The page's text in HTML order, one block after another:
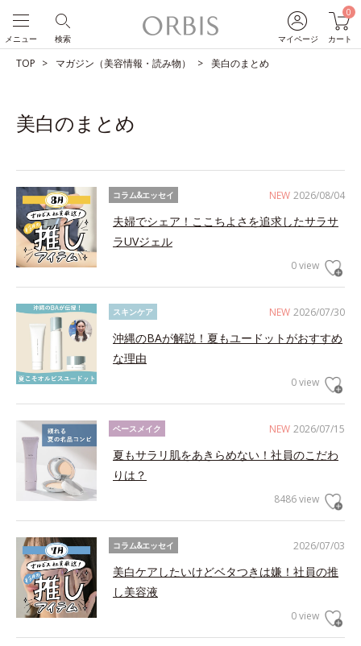
マイページ
0
カート
検索
メニュー
TOP マガジン（美容情報・読み物） 美白のまとめ
美白のまとめ
NEW 2026/08/04
コラム&エッセイ
夫婦でシェア！ここちよさを追求したサラサ
ラUVジェル
0 view
NEW 2026/07/30
スキンケア
沖縄のBAが解説！夏もユードットがおすすめ
な理由
0 view
NEW 2026/07/15
ベースメイク
夏もサラリ肌をあきらめない！社員のこだわ
りは？
8486 view
2026/07/03
コラム&エッセイ
美白ケアしたいけどベタつきは嫌！社員の推
し美容液
0 view